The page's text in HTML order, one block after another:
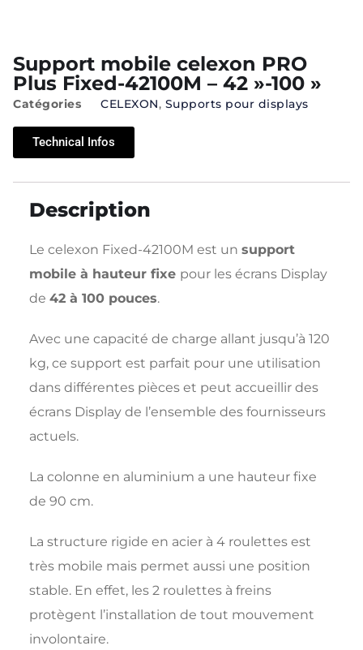
Support mobile celexon PRO
Plus Fixed-42100M – 42 »-100 »
Catégories CELEXON, Supports pour displays
Technical Infos
Description
Le celexon Fixed-42100M est un support
mobile à hauteur fixe pour les écrans Display
de 42 à 100 pouces.
Avec une capacité de charge allant jusqu’à 120
kg, ce support est parfait pour une utilisation
dans différentes pièces et peut accueillir des
écrans Display de l’ensemble des fournisseurs
actuels.
La colonne en aluminium a une hauteur fixe
de 90 cm.
La structure rigide en acier à 4 roulettes est
très mobile mais permet aussi une position
stable. En effet, les 2 roulettes à freins
protègent l’installation de tout mouvement
involontaire.